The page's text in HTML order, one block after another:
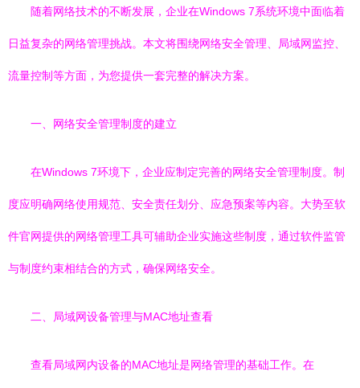
随着网络技术的不断发展，企业在Windows 7系统环境中面临着
日益复杂的网络管理挑战。本文将围绕网络安全管理、局域网监控、
流量控制等方面，为您提供一套完整的解决方案。
一、网络安全管理制度的建立
在Windows 7环境下，企业应制定完善的网络安全管理制度。制
度应明确网络使用规范、安全责任划分、应急预案等内容。大势至软
件官网提供的网络管理工具可辅助企业实施这些制度，通过软件监管
与制度约束相结合的方式，确保网络安全。
二、局域网设备管理与MAC地址查看
查看局域网内设备的MAC地址是网络管理的基础工作。在